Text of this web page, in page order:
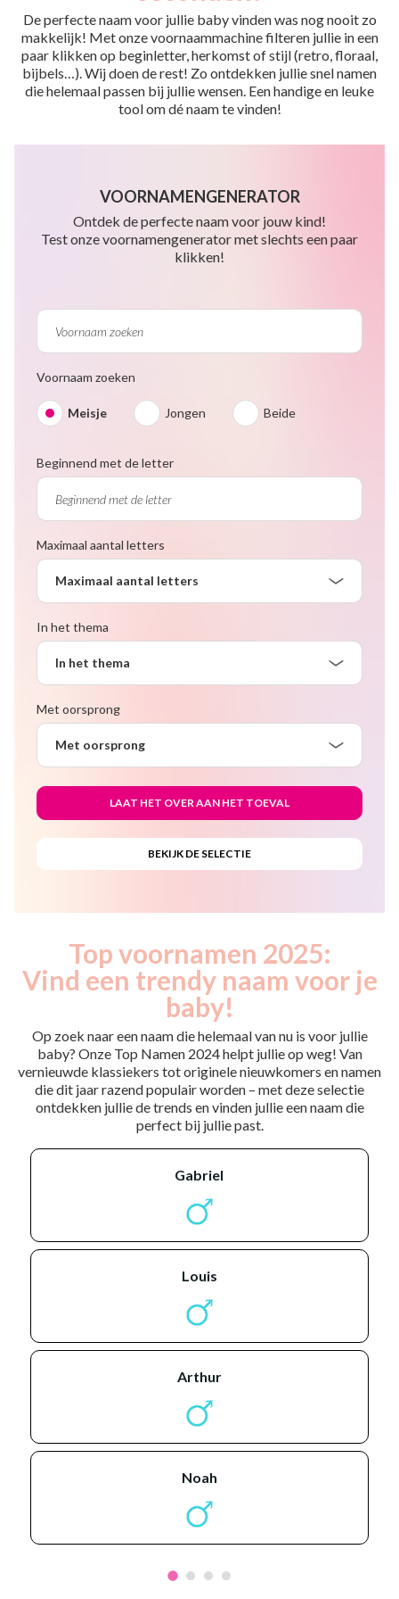
De perfecte naam voor jullie baby vinden was nog nooit zo
makkelijk! Met onze voornaammachine filteren jullie in een
paar klikken op beginletter, herkomst of stijl (retro, floraal,
bijbels…). Wij doen de rest! Zo ontdekken jullie snel namen
die helemaal passen bij jullie wensen. Een handige en leuke
tool om dé naam te vinden!
VOORNAMENGENERATOR
Ontdek de perfecte naam voor jouw kind!
Test onze voornamengenerator met slechts een paar
klikken!
Voornaam zoeken
Meisje Jongen Beide
Beginnend met de letter
Maximaal aantal letters
Maximaal aantal letters
In het thema
In het thema
Met oorsprong
Met oorsprong
Top voornamen 2025:
Vind een trendy naam voor je
baby!
Op zoek naar een naam die helemaal van nu is voor jullie
baby? Onze Top Namen 2024 helpt jullie op weg! Van
vernieuwde klassiekers tot originele nieuwkomers en namen
die dit jaar razend populair worden – met deze selectie
ontdekken jullie de trends en vinden jullie een naam die
perfect bij jullie past.
gabriel
louis
arthur
noah